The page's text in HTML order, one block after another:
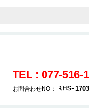
TEL : 077-516-
お問合わせNO：